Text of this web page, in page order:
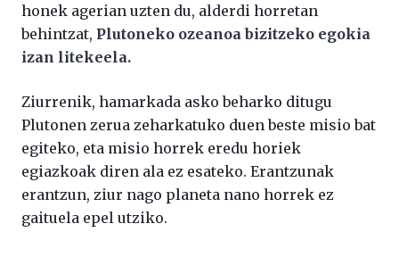
honek agerian uzten du, alderdi horretan
behintzat, Plutoneko ozeanoa bizitzeko egokia
izan litekeela.
Ziurrenik, hamarkada asko beharko ditugu
Plutonen zerua zeharkatuko duen beste misio bat
egiteko, eta misio horrek eredu horiek
egiazkoak diren ala ez esateko. Erantzunak
erantzun, ziur nago planeta nano horrek ez
gaituela epel utziko.